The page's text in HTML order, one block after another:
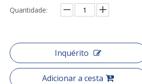
Quantidade:
Inquérito
Adicionar a cesta